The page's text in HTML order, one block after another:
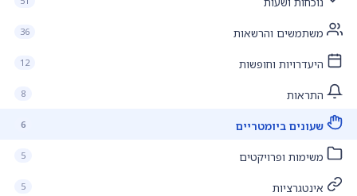
משתמשים והרשאות 36
היעדרויות וחופשות 12
התראות 8
שעונים ביומטריים 6
משימות ופרויקטים 5
אינטגרציות 5